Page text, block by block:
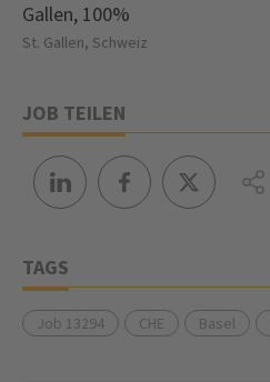
Gallen, 100%
St. Gallen, Schweiz
JOB TEILEN
TAGS
Job 13294 CHE Basel